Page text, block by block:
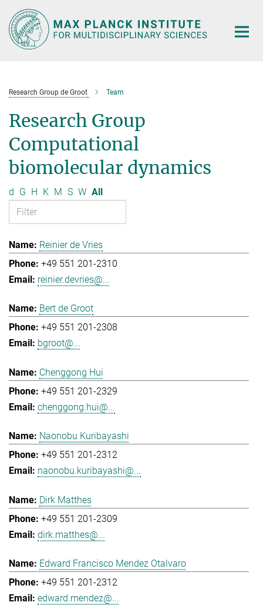
Main-
Content
Research Group de Groot Team
Research Group
Computational
biomolecular dynamics
d G H K M S W All
Reinier de Vries
+49 551 201-2310
reinier.devries@...
Bert de Groot
+49 551 201-2308
bgroot@...
Chenggong Hui
+49 551 201-2329
chenggong.hui@...
Naonobu Kuribayashi
+49 551 201-2312
naonobu.kuribayashi@...
Dirk Matthes
+49 551 201-2309
dirk.matthes@...
Edward Francisco Mendez Otalvaro
+49 551 201-2312
edward.mendez@...